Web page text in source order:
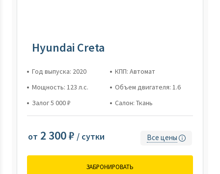
Hyundai Creta
Год выпуска: 2020
КПП: Автомат
Мощность: 123 л.с.
Объем двигателя: 1.6
Залог 5 000 ₽
Салон: Ткань
от 2 300 ₽ / сутки Все цены
ЗАБРОНИРОВАТЬ